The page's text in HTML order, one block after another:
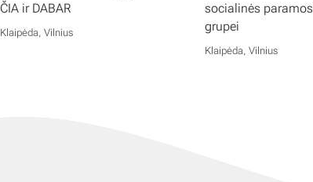
ČIA ir DABAR
Klaipėda, Vilnius
socialinės paramos
grupei
Klaipėda, Vilnius